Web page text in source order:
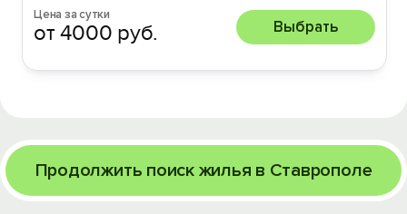
Цена за сутки
от 4000 руб. Выбрать
Продолжить поиск жилья в Ставрополе